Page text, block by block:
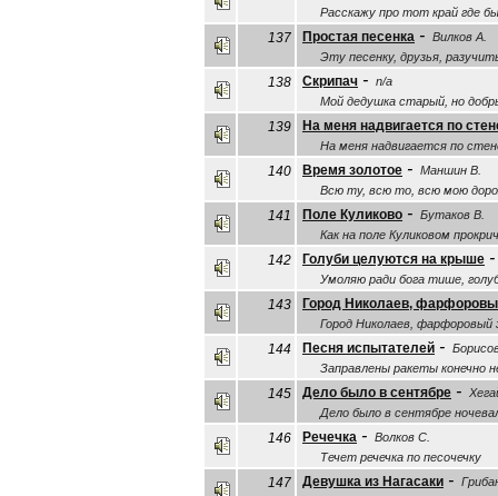
Расскажу про тот край где
137 Простая песенка - Вилков А.
Эту песенку, друзья,
138 Скрипач - n/a
Мой дедушка старый, но
139 На меня надвигается по
На меня надвигается по
140 Время золотое - Маншин В.
Всю ту, всю то, всю мою
141 Поле Куликово - Бутаков В.
Как на поле Куликовом
142 Голуби целуются на крыше -
Умоляю ради бога тише,
143 Город Николаев,
Город Николаев, фарфоровый
144 Песня испытателей -
Заправлены ракеты конечно
145 Дело было в сентябре -
Дело было в сентябре
146 Речечка - Волков С.
Течет речечка по песочечку
147 Девушка из Нагасаки -